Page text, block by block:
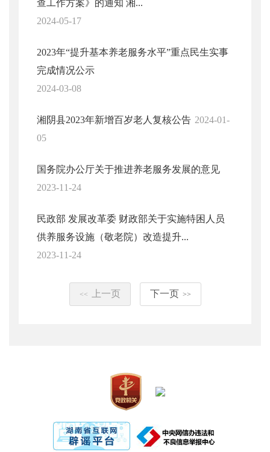
查工作方案》的通知 湘...
2024-05-17
2023年“提升基本养老服务水平”重点民生实事
完成情况公示
2024-03-08
湘阴县2023年新增百岁老人复核公告 2024-01-
05
国务院办公厅关于推进养老服务发展的意见
2023-11-24
民政部 发展改革委 财政部关于实施特困人员
供养服务设施（敬老院）改造提升...
2023-11-24
<< 上一页 下一页 >>